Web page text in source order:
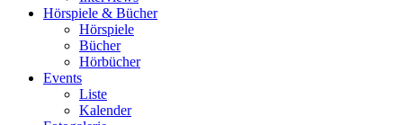
Hörspiele & Bücher
Hörspiele
Bücher
Hörbücher
Events
Liste
Kalender